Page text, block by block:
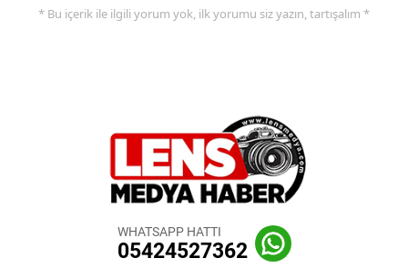
* Bu içerik ile ilgili yorum yok, ilk yorumu siz yazın, tartışalım *
WHATSAPP HATTI
05424527362